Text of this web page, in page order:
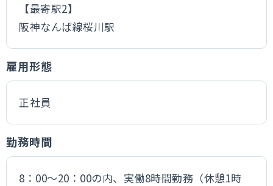
【最寄駅2】
阪神なんば線桜川駅
雇用形態
正社員
勤務時間
8：00〜20：00の内、実働8時間勤務（休憩1時